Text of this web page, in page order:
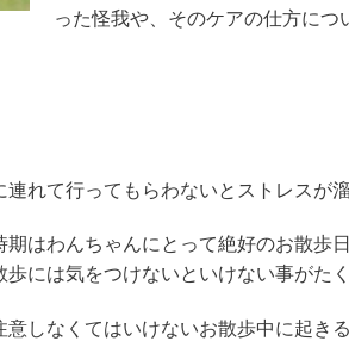
った怪我や、そのケアの仕方につ
れて行ってもらわないとストレスが
はわんちゃんにとって絶好のお散歩日
には気をつけないといけない事がた
しなくてはいけないお散歩中に起きる